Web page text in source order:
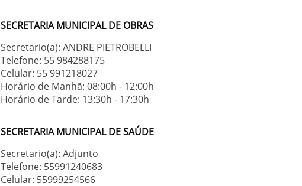
SECRETARIA MUNICIPAL DE OBRAS
Secretario(a): ANDRE PIETROBELLI
Telefone: 55 984288175
Celular: 55 991218027
Horário de Manhã: 08:00h - 12:00h
Horário de Tarde: 13:30h - 17:30h
SECRETARIA MUNICIPAL DE SAÚDE
Secretario(a): Adjunto
Telefone: 55991240683
Celular: 55999254566